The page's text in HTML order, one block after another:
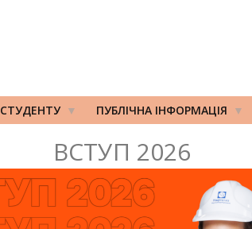
СТУДЕНТУ ПУБЛІЧНА ІНФОРМАЦІЯ
ВСТУП 2026